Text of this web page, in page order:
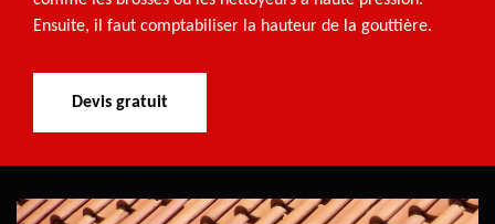
Ensuite, il faut comptabiliser la hauteur de la gouttière.
Devis gratuit